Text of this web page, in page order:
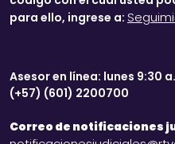
para ello, ingrese a:
Asesor en línea: lunes 9:30
(+57) (601) 2200700
Correo de notificaciones